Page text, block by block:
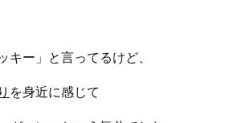
ー」と言ってるけど、
を身近に感じて